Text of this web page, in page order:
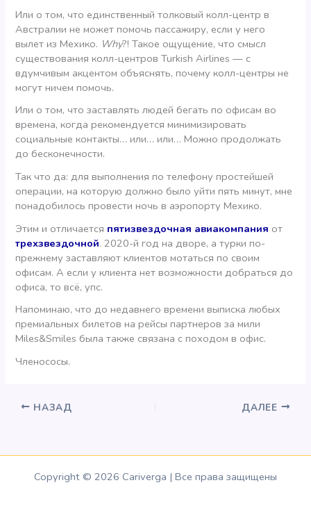
Или о том, что единственный толковый колл-центр в
Австралии не может помочь пассажиру, если у него
вылет из Мехико. Why?! Такое ощущение, что смысл
существования колл-центров Turkish Airlines — с
вдумчивым акцентом объяснять, почему колл-центры не
могут ничем помочь.
Или о том, что заставлять людей бегать по офисам во
времена, когда рекомендуется минимизировать
социальные контакты… или… или… Можно продолжать
до бесконечности.
Так что да: для выполнения по телефону простейшей
операции, на которую должно было уйти пять минут, мне
понадобилось провести ночь в аэропорту Мехико.
Этим и отличается пятизвездочная авиакомпания от
трехзвездочной. 2020-й год на дворе, а турки по-
прежнему заставляют клиентов мотаться по своим
офисам. А если у клиента нет возможности добраться до
офиса, то всё, упс.
Напоминаю, что до недавнего времени выписка любых
премиальных билетов на рейсы партнеров за мили
Miles&Smiles была также связана с походом в офис.
Членососы.
НАЗАД ДАЛЕЕ
Copyright © 2026 Cariverga | Все права защищены